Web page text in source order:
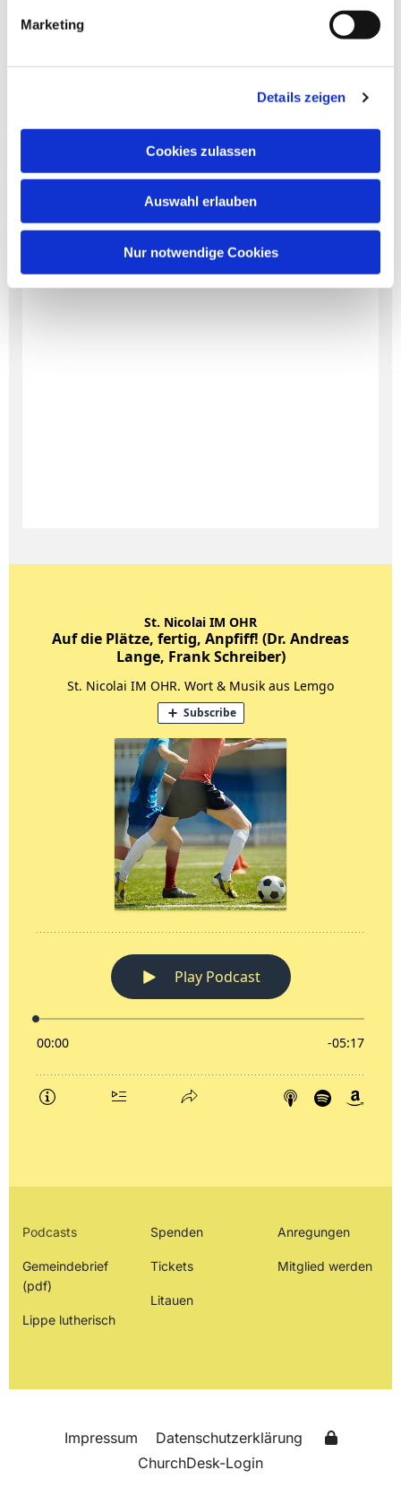
Marketing
Details zeigen
Cookies zulassen
Auswahl erlauben
Nur notwendige Cookies
interessieren
Podcasts
Gemeindebrief
(pdf)
Lippe lutherisch
Spenden
Tickets
Litauen
Anregungen
Mitglied werden
Impressum
Datenschutzerklärung
ChurchDesk-Login